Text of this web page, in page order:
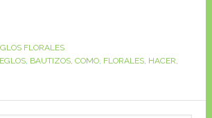
FLORALES
, BAUTIZOS, COMO, FLORALES, HACER,